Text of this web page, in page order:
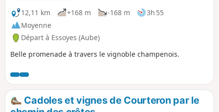
12,11 km
+168 m -168 m
3h 55
Moyenne
Départ à Essoyes (Aube)
Belle promenade à travers le vignoble champenois.
Cadoles et vignes de Courteron par le